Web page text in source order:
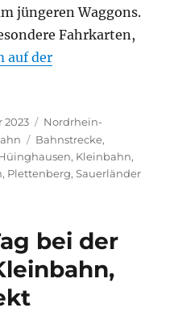
jüngeren Waggons.
Fahrkarten,
auf der
2023 Kategorien
Nordrhein-
Schlagwörter
Bahnstrecke,
, Kleinbahn,
, Plettenberg,Sauerländer
bei der